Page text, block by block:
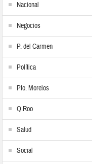
Nacional
Negocios
P. del Carmen
Política
Pto. Morelos
Q.Roo
Salud
Social